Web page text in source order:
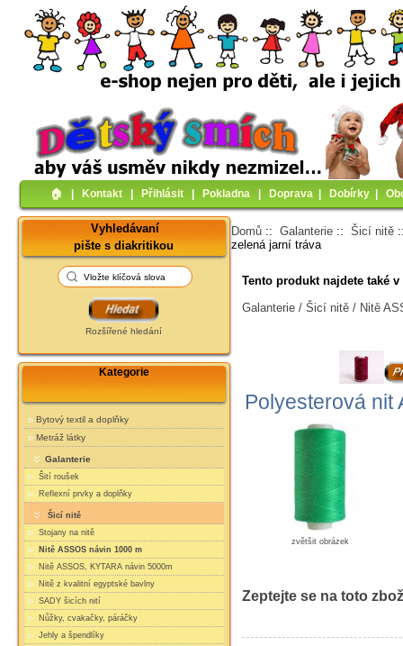
🏠︎ Kontakt Přihlásit Pokladna Doprava Dobírky
Vyhledávaní
pište s diakritikou
Rozšířené hledání
Kategorie
Bytový textil a doplňky
Metráž látky
Galanterie
Šití roušek
Reflexní prvky a doplňky
Šicí nitě
Stojany na nitě
Nitě ASSOS návin 1000 m
Nitě ASSOS, KYTARA návin 5000m
Nitě z kvalitní egyptské bavlny
SADY šicích nití
Nůžky, cvakačky, páráčky
Jehly a špendlíky
Domů ::Galanterie ::Šicí nitě
zelená jarní tráva
Tento produkt najdete také
Galanterie / Šicí nitě / Nitě
Polyesterová nit
zvětšit obrázek
Zeptejte se na toto